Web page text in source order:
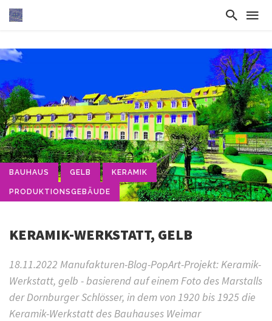
BAUHAUS GELB KERAMIK
PRODUKTIONSGEBÄUDE
KERAMIK-WERKSTATT, GELB
18.11.2022 Manufakturen-Blog-PopArt-Projekt: Keramik-
Werkstatt, gelb - basierend auf einem Foto des Marstalls
der Dornburger Schlösser, in dem von 1920 bis 1925 die
Keramik-Werkstatt des Bauhauses Weimar